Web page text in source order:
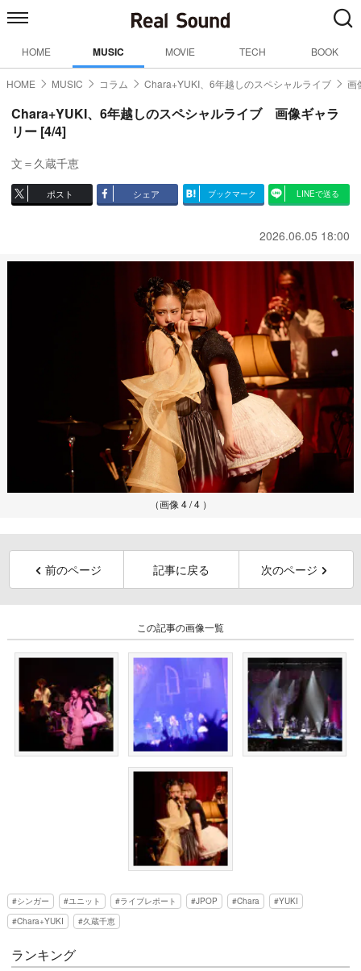
HOME MUSIC MOVIE TECH BOOK
HOME MUSIC コラム Chara+YUKI、6年越しのスペシャルライブ 画
Chara+YUKI、6年越しのスペシャルライブ 画像ギャラ
リー [4/4]
文＝久蔵千恵
ポスト シェア ブックマーク LINEで送る
2026.06.05 18:00
（画像 4 / 4 ）
前のページ 記事に戻る 次のページ
この記事の画像一覧
シンガー ユニット ライブレポート JPOP Chara
YUKI
Chara+YUKI
久蔵千恵
ランキング